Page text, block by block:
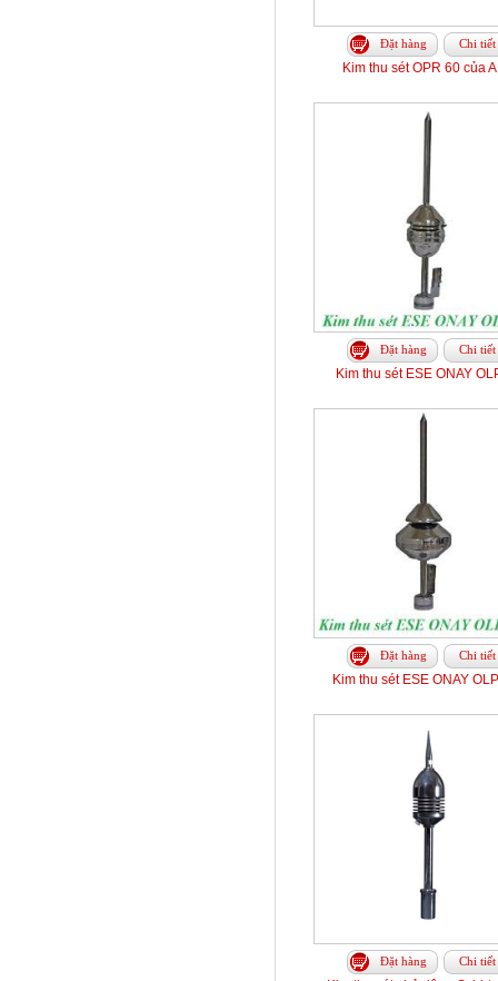
Đặt hàng Chi tiết
Kim thu sét OPR 60 của
Đặt hàng Chi tiết
Kim thu sét ESE ONAY
Đặt hàng Chi tiết
Kim thu sét ESE ONAY
Đặt hàng Chi tiết